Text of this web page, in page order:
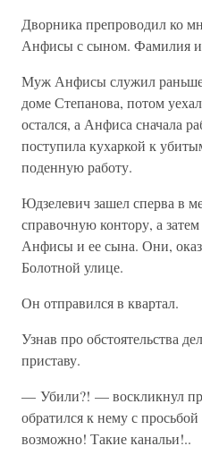
Дворника препроводил ко
Анфисы с сыном. Фамилия
Муж Анфисы служил
доме Степанова, потом
остался, а Анфиса сначала
поступила кухаркой к
поденную работу.
Юдзелевич зашел сперва в
справочную контору, а
Анфисы и ее сына. Они,
Болотной улице.
Он отправился в квартал.
Узнав про обстоятельства
приставу.
— Убили?! — воскликнул
обратился к нему с
возможно! Такие канальи!..